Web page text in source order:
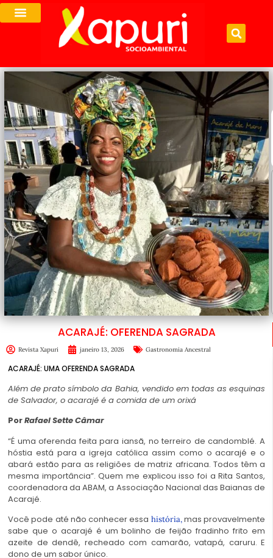
ACARAJÉ: OFERENDA SAGRADA
Revista Xapuri janeiro 13, 2026 Gastronomia Ancestral
ACARAJÉ: UMA OFERENDA SAGRADA
Além de prato símbolo da Bahia, vendido em todas as esquinas
de Salvador, o acarajé é a comida de um orixá
PorRafael Sette Câmar
“É uma oferenda feita para iansã, no terreiro de candomblé. A
hóstia está para a igreja católica assim como o acarajé e o
abará estão para as religiões de matriz africana. Todos têm a
mesma importância”. Quem me explicou isso foi a Rita Santos,
coordenadora da ABAM, a Associação Nacional das Baianas de
Acarajé.
Você pode até não conhecer essa história,mas provavelmente
sabe que o acarajé é um bolinho de feijão fradinho frito em
azeite de dendê, recheado com camarão, vatapá, caruru. E
dono de um sabor único.